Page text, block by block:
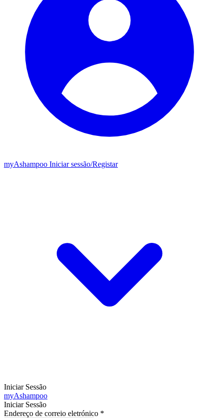
myAshampoo Iniciar sessão/Registar
Iniciar Sessão
myAshampoo
Iniciar Sessão
Endereço de correio eletrónico *